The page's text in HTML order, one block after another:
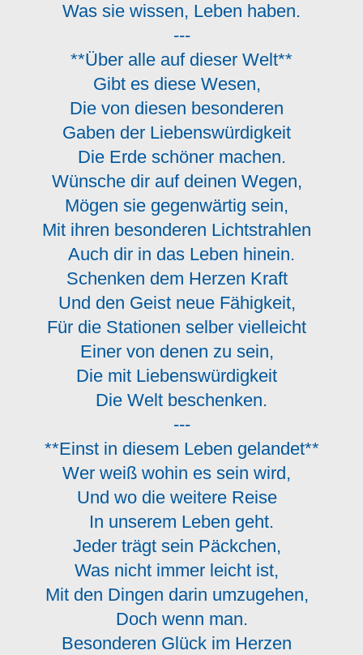
Was sie wissen, Leben haben.
---
**Über alle auf dieser Welt**
Gibt es diese Wesen,
Die von diesen besonderen
Gaben der Liebenswürdigkeit
Die Erde schöner machen.
Wünsche dir auf deinen Wegen,
Mögen sie gegenwärtig sein,
Mit ihren besonderen Lichtstrahlen
Auch dir in das Leben hinein.
Schenken dem Herzen Kraft
Und den Geist neue Fähigkeit,
Für die Stationen selber vielleicht
Einer von denen zu sein,
Die mit Liebenswürdigkeit
Die Welt beschenken.
---
**Einst in diesem Leben gelandet**
Wer weiß wohin es sein wird,
Und wo die weitere Reise
In unserem Leben geht.
Jeder trägt sein Päckchen,
Was nicht immer leicht ist,
Mit den Dingen darin umzugehen,
Doch wenn man.
Besonderen Glück im Herzen